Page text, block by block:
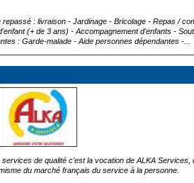
repassé : livraison - Jardinage - Bricolage - Repas /
(+ de 3 ans) - Accompagnement d'enfants -
: Garde-malade - Aide personnes dépendantes -...
de qualité c'est la vocation de ALKA
du marché français du service à la personne.